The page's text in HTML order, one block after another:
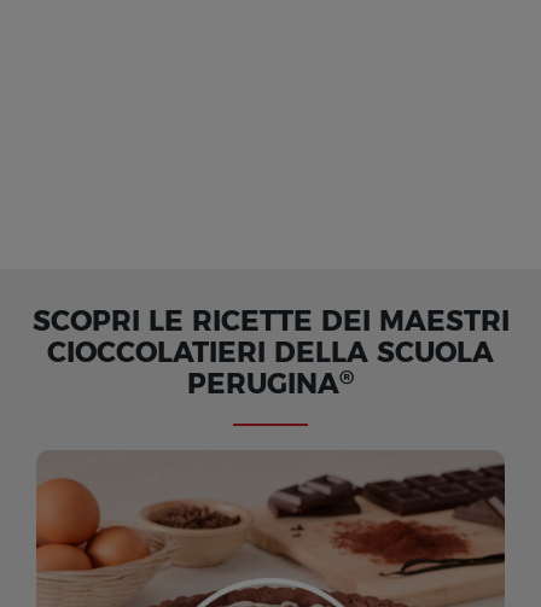
SCOPRI LE RICETTE DEI MAESTRI
CIOCCOLATIERI DELLA SCUOLA
PERUGINA®